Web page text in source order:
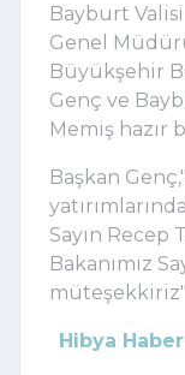
Bayburt
Genel
Büyükşehir
Genç ve
Memiş hazır
Başkan
Sayın Recep
Bakanımız
Hibya Haber